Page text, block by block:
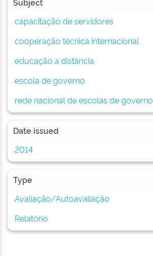
capacitação de servidores
cooperação técnica internacional
educação a distância
escola de governo
rede nacional de escolas de governo
Date issued
2014
Type
Avaliação/Autoavaliação
Relatório